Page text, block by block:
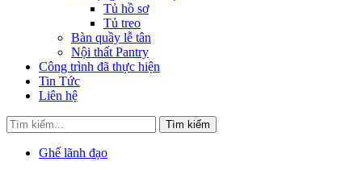
Tủ hồ sơ
Tủ treo
Bàn quầy lễ tân
Nội thất Pantry
Công trình đã thực hiện
Tin Tức
Liên hệ
Tìm kiếm
Ghế lãnh đạo